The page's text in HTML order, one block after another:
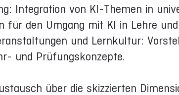
Integration von KI-Themen in
für den Umgang mit KI in Lehre
und Lernkultur:
und Prüfungskonzepte.
über die skizzierten